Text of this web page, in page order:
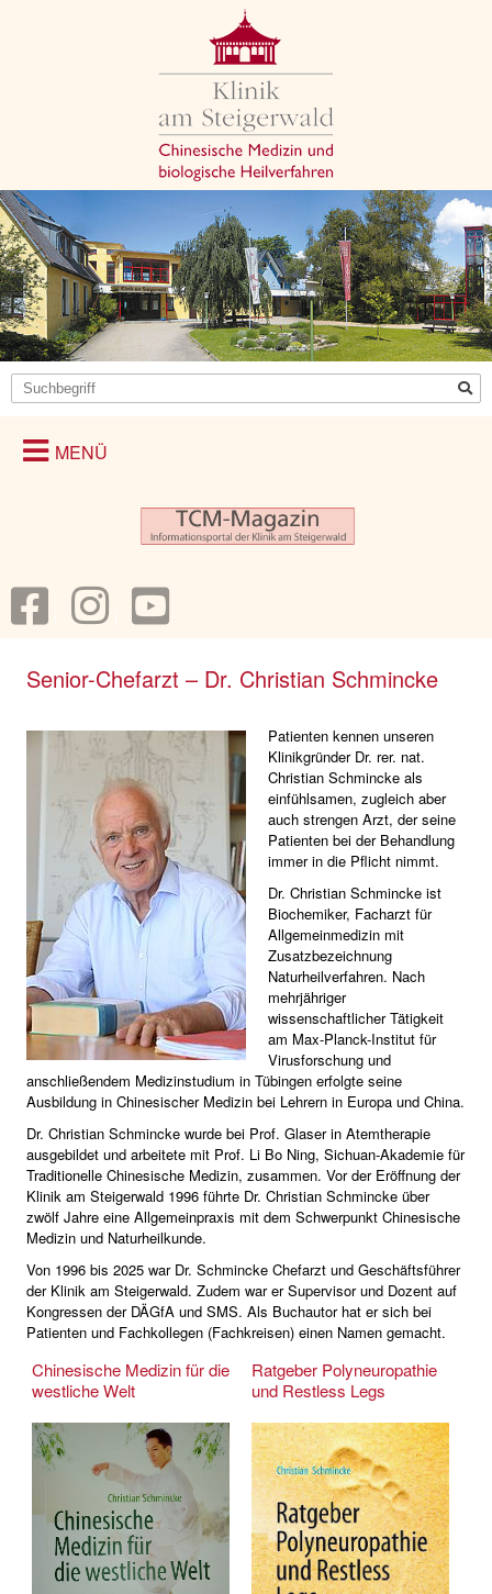
Senior-Chefarzt – Dr. Christian Schmincke
Patienten kennen unseren
Klinikgründer Dr. rer. nat.
Christian Schmincke als
einfühlsamen, zugleich aber
auch strengen Arzt, der seine
Patienten bei der Behandlung
immer in die Pflicht nimmt.
Dr. Christian Schmincke ist
Biochemiker, Facharzt für
Allgemeinmedizin mit
Zusatzbezeichnung
Naturheilverfahren. Nach
mehrjähriger
wissenschaftlicher Tätigkeit
am Max-Planck-Institut für
Virusforschung und
anschließendem Medizinstudium in Tübingen erfolgte seine
Ausbildung in Chinesischer Medizin bei Lehrern in Europa und China.
Dr. Christian Schmincke wurde bei Prof. Glaser in Atemtherapie
ausgebildet und arbeitete mit Prof. Li Bo Ning, Sichuan-Akademie für
Traditionelle Chinesische Medizin, zusammen. Vor der Eröffnung der
Klinik am Steigerwald 1996 führte Dr. Christian Schmincke über
zwölf Jahre eine Allgemeinpraxis mit dem Schwerpunkt Chinesische
Medizin und Naturheilkunde.
Von 1996 bis 2025 war Dr. Schmincke Chefarzt und Geschäftsführer
der Klinik am Steigerwald. Zudem war er Supervisor und Dozent auf
Kongressen der DÄGfA und SMS. Als Buchautor hat er sich bei
Patienten und Fachkollegen (Fachkreisen) einen Namen gemacht.
Chinesische Medizin für die
westliche Welt
Ratgeber Polyneuropathie
und Restless Legs